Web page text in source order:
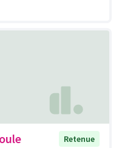
Retenue